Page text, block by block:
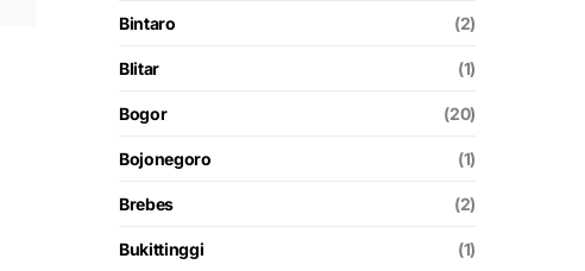
Bintaro (2)
Blitar (1)
Bogor (20)
Bojonegoro (1)
Brebes (2)
Bukittinggi (1)